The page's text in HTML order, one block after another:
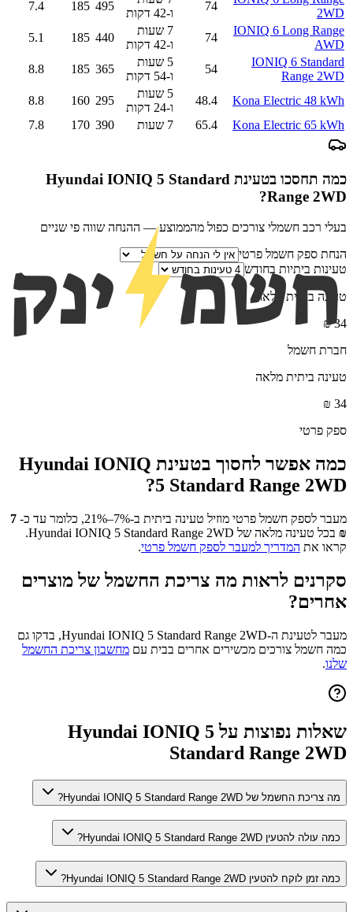
2WD
74
ו-42 דקות
495
185
7.4
IONIQ 6 Long Range
AWD
74
7 שעות
ו-42 דקות
440
185
5.1
IONIQ 6 Standard
Range 2WD
54
5 שעות
ו-54 דקות
365
185
8.8
Kona Electric 48 kWh
48.4
5 שעות
ו-24 דקות
295
160
8.8
Kona Electric 65 kWh
65.4 7 שעות 390
170
7.8
כמה תחסכו בטעינת Hyundai IONIQ 5 Standard
Range 2WD
?
בעלי רכב חשמלי צורכים כפול מהממוצע — ההנחה שווה פי שניים
הנחת ספק חשמל פרטי
טעינות ביתיות בחודש
טעינה ביתית מלאה
34
₪
חברת חשמל
טעינה ביתית מלאה
34
₪
ספק פרטי
כמה אפשר לחסוך בטעינת Hyundai IONIQ
5 Standard Range 2WD
?
מעבר לספק חשמל פרטי מוזיל טעינה ביתית ב-7%–21%, כלומר עד כ-
7
₪ בכל טעינה מלאה של Hyundai IONIQ 5 Standard Range 2WD
.
קראו את המדריך למעבר לספק חשמל פרטי.
סקרנים לראות מה צריכת החשמל של מוצרים
אחרים?
מעבר לטעינת ה-Hyundai IONIQ 5 Standard Range 2WD, בדקו גם
כמה חשמל צורכים מכשירים אחרים בבית עם מחשבון צריכת החשמל
שלנו.
שאלות נפוצות עלHyundai IONIQ 5
Standard Range 2WD
מה צריכת החשמל של Hyundai IONIQ 5 Standard Range 2WD?
כמה עולה להטעין Hyundai IONIQ 5 Standard Range 2WD?
כמה זמן לוקח להטעין Hyundai IONIQ 5 Standard Range 2WD?